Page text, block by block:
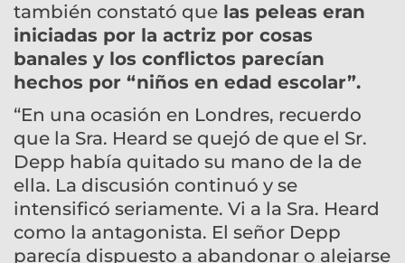
también constató que las peleas eran
iniciadas por la actriz por cosas
banales y los conflictos parecían
hechos por “niños en edad escolar”.
“En una ocasión en Londres, recuerdo
que la Sra. Heard se quejó de que el Sr.
Depp había quitado su mano de la de
ella. La discusión continuó y se
intensificó seriamente. Vi a la Sra. Heard
como la antagonista. El señor Depp
parecía dispuesto a abandonar o alejarse